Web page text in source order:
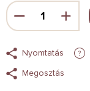
Nyomtatás
Megosztás